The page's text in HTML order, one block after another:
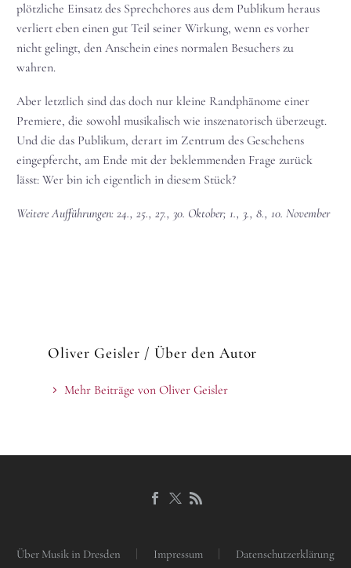
plötzliche Einsatz des Sprechchores aus dem Publikum heraus
verliert eben einen gut Teil seiner Wirkung, wenn es vorher
nicht gelingt, den Anschein eines normalen Besuchers zu
wahren.
Aber letztlich sind das doch nur kleine Randphänome einer
Premiere, die sowohl musikalisch wie inszenatorisch überzeugt.
Und die das Publikum, derart im Zentrum des Geschehens
eingepfercht, am Ende mit der beklemmenden Frage zurück
lässt: Wer bin ich eigentlich in diesem Stück?
Weitere Aufführungen: 24., 25., 27., 30. Oktober; 1., 3., 8., 10. November
Oliver Geisler / Über den Autor
Mehr Beiträge von Oliver Geisler
Über Musik in Dresden Impressum Datenschutzerklärung